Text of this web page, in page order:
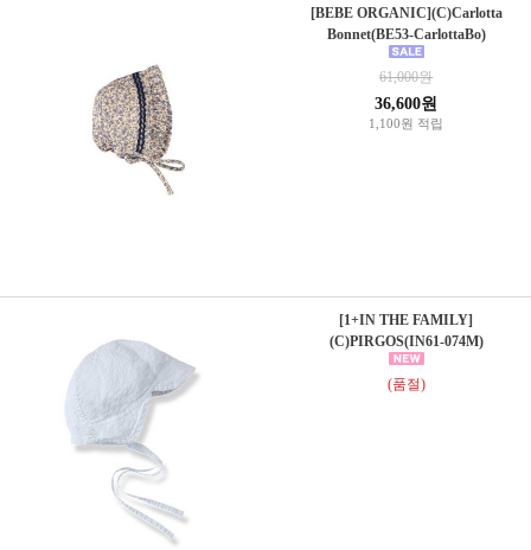
[BEBE ORGANIC](C)Carlotta
Bonnet(BE53-CarlottaBo)
61,000원
36,600원
1,100원 적립
[1+IN THE FAMILY]
(C)PIRGOS(IN61-074M)
(품절)